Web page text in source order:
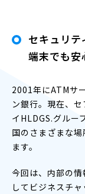
セキュリ
端末でも安
2001年にATMサ
ン銀行。現在、
イHLDGS.グルー
国のさまざまな
ます。
今回は、内部の
してビジネスチ